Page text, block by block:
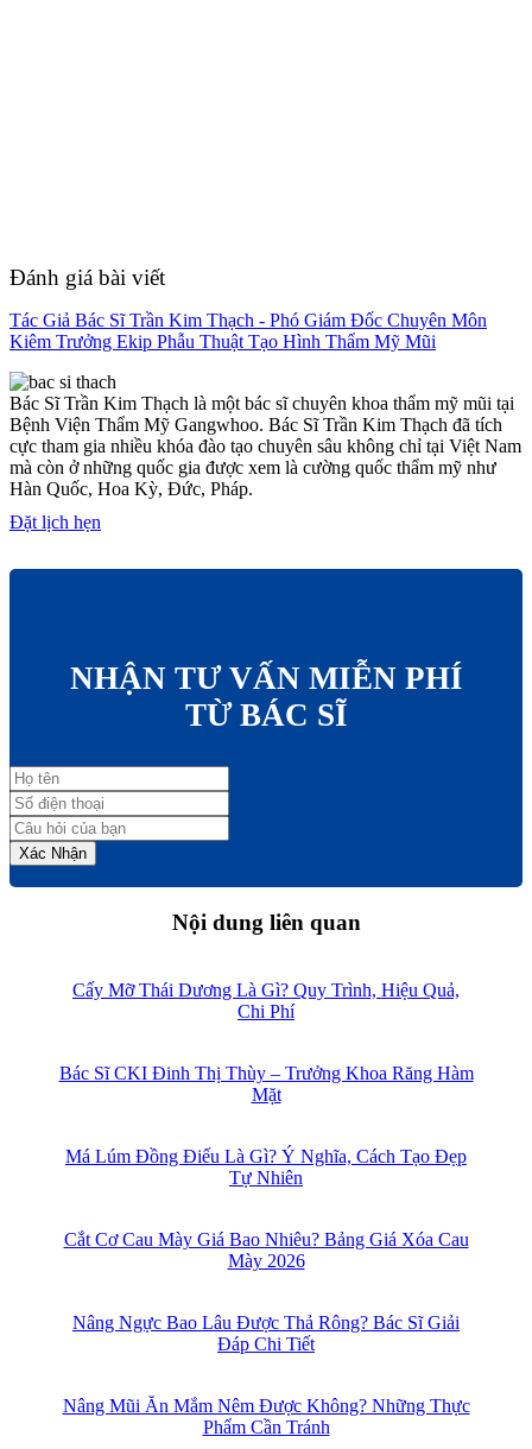
Đánh giá bài viết
Tác Giả Bác Sĩ Trần Kim Thạch - Phó Giám Đốc Chuyên Môn
Kiêm Trưởng Ekip Phẫu Thuật Tạo Hình Thẩm Mỹ Mũi
Bác Sĩ Trần Kim Thạch là một bác sĩ chuyên khoa thẩm mỹ mũi tại
Bệnh Viện Thẩm Mỹ Gangwhoo. Bác Sĩ Trần Kim Thạch đã tích
cực tham gia nhiều khóa đào tạo chuyên sâu không chỉ tại Việt Nam
mà còn ở những quốc gia được xem là cường quốc thẩm mỹ như
Hàn Quốc, Hoa Kỳ, Đức, Pháp.
Đặt lịch hẹn
NHẬN TƯ VẤN MIỄN PHÍ
TỪ BÁC SĨ
Xác Nhận
Nội dung liên quan
Cấy Mỡ Thái Dương Là Gì? Quy Trình, Hiệu Quả,
Chi Phí
Bác Sĩ CKI Đinh Thị Thùy – Trưởng Khoa Răng Hàm
Mặt
Má Lúm Đồng Điếu Là Gì? Ý Nghĩa, Cách Tạo Đẹp
Tự Nhiên
Cắt Cơ Cau Mày Giá Bao Nhiêu? Bảng Giá Xóa Cau
Mày 2026
Nâng Ngực Bao Lâu Được Thả Rông? Bác Sĩ Giải
Đáp Chi Tiết
Nâng Mũi Ăn Mắm Nêm Được Không? Những Thực
Phẩm Cần Tránh